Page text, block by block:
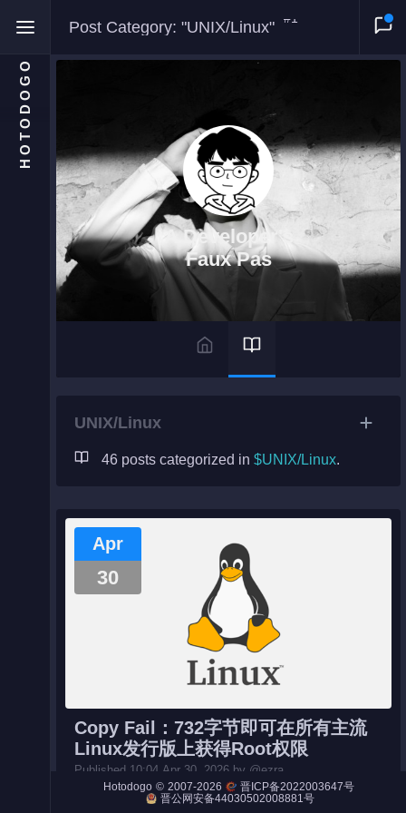
HOTODOGO
Home
Moments
Blog
Gallery
About
Engines
Engines (Frog)
Live Web Editor
Post Category: "UNIX/Linux" #1
A Developer's
Faux Pas
UNIX/Linux
46 posts categorized in $UNIX/Linux.
Apr
30
Copy Fail：732字节即可在所有主流
Linux发行版上获得Root权限
Published 10:04 Apr 30, 2026 by @ezra.
#UNIX/Linux#近期 Xint 披露了一个影响几乎所有主流 Lin
ux 发行版的严重内核漏洞，其编号为 CVE-2026-31431，
Hotodogo © 2007-2026
晋ICP备2022003647号
晋公网安备44030502008881号